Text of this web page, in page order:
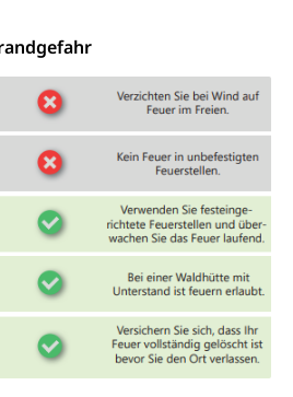
(Polizei)
Sozialpolitik,
Krankenversicherung,
Unfallversicherung
(gruezi.lu.ch)
(WAS Luzern)
- Sozialhilfe
(Dienststelle)
Opferhilfe
Suchtkrankheit,
Psychopharmaka
Sucht Region Luzern